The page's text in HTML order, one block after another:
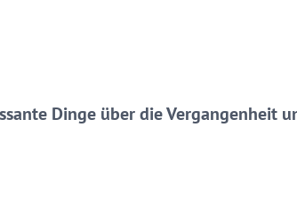
Dinge über die Vergangenheit